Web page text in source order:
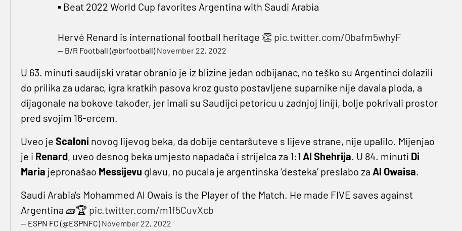
▪️ Beat 2022 World Cup favorites Argentina with Saudi Arabia
Hervé Renard is international football heritage 👏 pic.twitter.com/0bafm5whyF
— B/R Football (@brfootball)November 22, 2022
U 63. minuti saudijski vratar obranio je iz blizine jedan odbijanac, no teško su Argentinci dolazili
do prilika za udarac, igra kratkih pasova kroz gusto postavljene suparnike nije davala ploda, a
dijagonale na bokove također, jer imali su Saudijci petoricu u zadnjoj liniji, bolje pokrivali prostor
pred svojim 16-ercem.
Uveo je Scaloni novog lijevog beka, da dobije centaršuteve s lijeve strane, nije upalilo. Mijenjao
je i Renard, uveo desnog beka umjesto napadača i strijelca za 1:1 Al Shehrija. U 84. minuti Di
Maria jepronašao Messijevu glavu, no pucala je argentinska ‘desteka’ preslabo za Al Owaisa.
Saudi Arabia's Mohammed Al Owais is the Player of the Match. He made FIVE saves against
Argentina 🧱🏆 pic.twitter.com/m1f5CuvXcb
— ESPN FC (@ESPNFC)November 22, 2022